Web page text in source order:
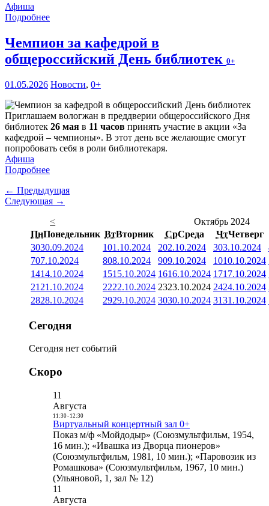
Афиша
Подробнее
Чемпион за кафедрой в
общероссийский День библиотек 0+
01.05.2026 Новости, 0+
Приглашаем вологжан в преддверии общероссийского Дня
библиотек 26 мая в 11 часов принять участие в акции «За
кафедрой – чемпионы». В этот день все желающие смогут
попробовать себя в роли библиотекаря.
Афиша
Подробнее
← Предыдущая
Следующая →
<
Октябрь 2024
ПнПонедельник ВтВторник СрСреда ЧтЧетверг
3030.09.2024 101.10.2024 202.10.2024 303.10.2024
707.10.2024 808.10.2024 909.10.2024 1010.10.2024
1414.10.2024 1515.10.2024 1616.10.2024 1717.10.2024
21 21.10.2024 2222.10.2024 2323.10.2024 2424.10.2024
2828.10.2024 2929.10.2024 3030.10.2024 3131.10.2024
Сегодня
Сегодня нет событий
Скоро
11
Августа
11:30- 12:30
Виртуальный концертный зал 0+
Показ м/ф «Мойдодыр» (Союзмультфильм, 1954,
16 мин.); «Ивашка из Дворца пионеров»
(Союзмультфильм, 1981, 10 мин.); «Паровозик из
Ромашкова» (Союзмультфильм, 1967, 10 мин.)
(Ульяновой, 1, зал № 12)
11
Августа